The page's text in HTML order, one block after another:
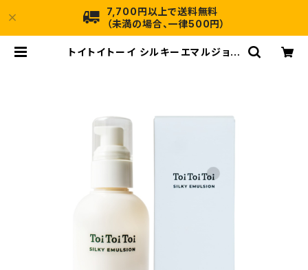
7,700円以上で送料無料
（未満の場合、一律500円）
トイトイトーイ シルキーエマルジョン